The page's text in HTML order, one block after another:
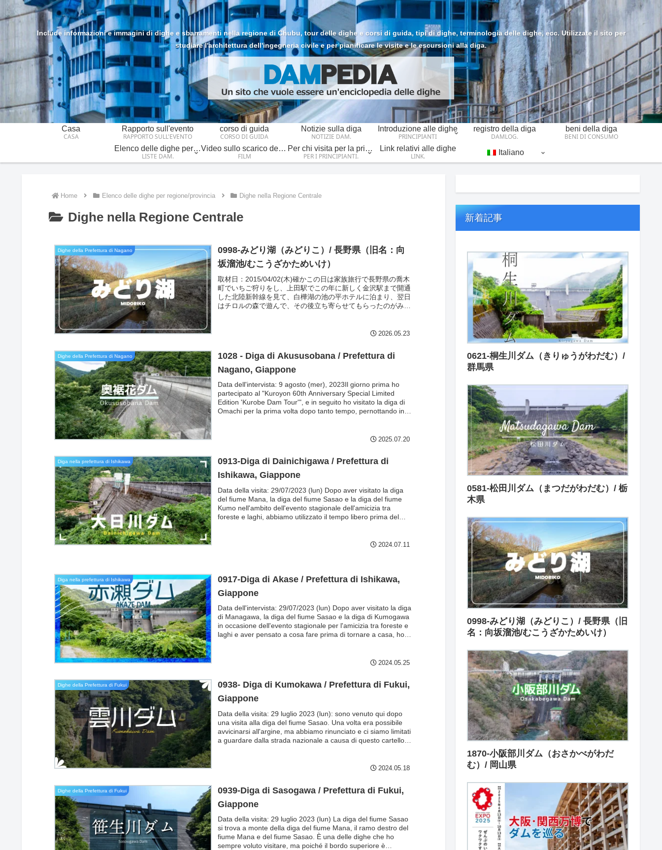
Include informazioni e immagini di dighe e sbarramenti nella regione di Chubu, tour delle dighe e corsi di guida, tipi di dighe, terminologia delle dighe, ecc. Utilizzate il sito per
studiare l'architettura dell'ingegneria civile e per pianificare le visite e le escursioni alla diga.
Casa
CASA
Rapporto sull'evento
RAPPORTO SULL'EVENTO
corso di guida
CORSO DI GUIDA
Notizie sulla diga
NOTIZIE DAM.
Introduzione alle dighe
PRINCIPIANTI
registro della diga
DAMLOG.
beni della diga
BENI DI CONSUMO
Elenco delle dighe per regione/provincia
LISTE DAM.
Video sullo scarico della diga
FILM
Per chi visita per la prima volta.
PER I PRINCIPIANTI.
Link relativi alle dighe
LINK.
Italiano
Home Elenco delle dighe per regione/provincia Dighe nella Regione Centrale
Dighe nella Regione Centrale
Dighe della Prefettura di Nagano
0998-みどり湖（みどりこ）/ 長野県（旧名：向
坂溜池/むこうざかためいけ）
取材日：2015/04/02(木)確かこの日は家族旅行で長野県の喬木
町でいちご狩りをし、上田駅でこの年に新しく金沢駅まで開通
した北陸新幹線を見て、白樺湖の池の平ホテルに泊まり、翌日
はチロルの森で遊んで、その後立ち寄らせてもらったのがみど
2026.05.23
Dighe della Prefettura di Nagano
1028 - Diga di Akususobana / Prefettura di
Nagano, Giappone
Data dell'intervista: 9 agosto (mer), 2023Il giorno prima ho
partecipato al "Kuroyon 60th Anniversary Special Limited
Edition 'Kurobe Dam Tour'", e in seguito ho visitato la diga di
Omachi per la prima volta dopo tanto tempo, pernottando in
alla diga di Takase, che non avevamo ancora visitato, ma il
2025.07.20
Diga nella prefettura di Ishikawa
0913-Diga di Dainichigawa / Prefettura di
Ishikawa, Giappone
Data della visita: 29/07/2023 (lun) Dopo aver visitato la diga
del fiume Mana, la diga del fiume Sasao e la diga del fiume
Kumo nell'ambito dell'evento stagionale dell'amicizia tra
foreste e laghi, abbiamo utilizzato il tempo libero prima del
2024.07.11
Diga nella prefettura di Ishikawa
0917-Diga di Akase / Prefettura di Ishikawa,
Giappone
Data dell'intervista: 29/07/2023 (lun) Dopo aver visitato la diga
di Managawa, la diga del fiume Sasao e la diga di Kumogawa
in occasione dell'evento stagionale per l'amicizia tra foreste e
laghi e aver pensato a cosa fare prima di tornare a casa, ho
2024.05.25
Dighe della Prefettura di Fukui
0938- Diga di Kumokawa / Prefettura di Fukui,
Giappone
Data della visita: 29 luglio 2023 (lun): sono venuto qui dopo
una visita alla diga del fiume Sasao. Una volta era possibile
avvicinarsi all'argine, ma abbiamo rinunciato e ci siamo limitati
a guardare dalla strada nazionale a causa di questo cartello
2024.05.18
Dighe della Prefettura di Fukui
0939-Diga di Sasogawa / Prefettura di Fukui,
Giappone
Data della visita: 29 luglio 2023 (lun) La diga del fiume Sasao
si trova a monte della diga del fiume Mana, il ramo destro del
fiume Mana e del fiume Sasao. È una delle dighe che ho
sempre voluto visitare, ma poiché il bordo superiore è
新着記事
0621-桐生川ダム（きりゅうがわだむ）/
群馬県
0581-松田川ダム（まつだがわだむ）/ 栃
木県
0998-みどり湖（みどりこ）/ 長野県（旧
名：向坂溜池/むこうざかためいけ）
1870-小阪部川ダム（おさかべがわだ
む）/ 岡山県